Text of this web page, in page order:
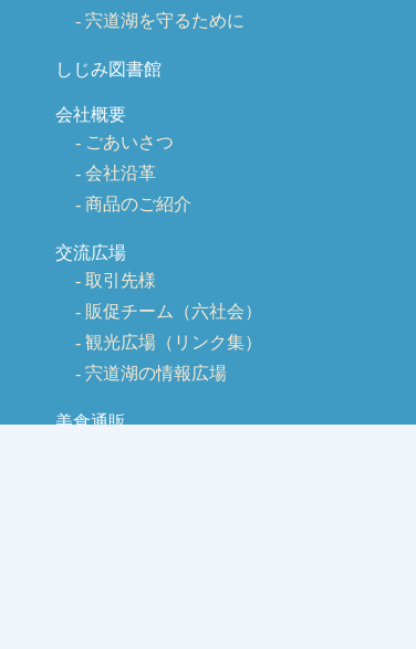
宍道湖を守るために
しじみ図書館
会社概要
ごあいさつ
会社沿革
商品のご紹介
交流広場
取引先様
販促チーム（六社会）
観光広場（リンク集）
宍道湖の情報広場
美食通販